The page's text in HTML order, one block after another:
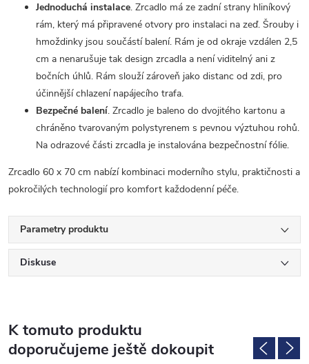
Jednoduchá instalace. Zrcadlo má ze zadní strany hliníkový
rám, který má připravené otvory pro instalaci na zeď. Šrouby i
hmoždinky jsou součástí balení. Rám je od okraje vzdálen 2,5
cm a nenarušuje tak design zrcadla a není viditelný ani z
bočních úhlů. Rám slouží zároveň jako distanc od zdi, pro
účinnější chlazení napájecího trafa.
Bezpečné balení. Zrcadlo je baleno do dvojitého kartonu a
chráněno tvarovaným polystyrenem s pevnou výztuhou rohů.
Na odrazové části zrcadla je instalována bezpečnostní fólie.
Zrcadlo 60 x 70 cm nabízí kombinaci moderního stylu, praktičnosti a
pokročilých technologií pro komfort každodenní péče.
Parametry produktu
Diskuse
K tomuto produktu
doporučujeme ještě dokoupit